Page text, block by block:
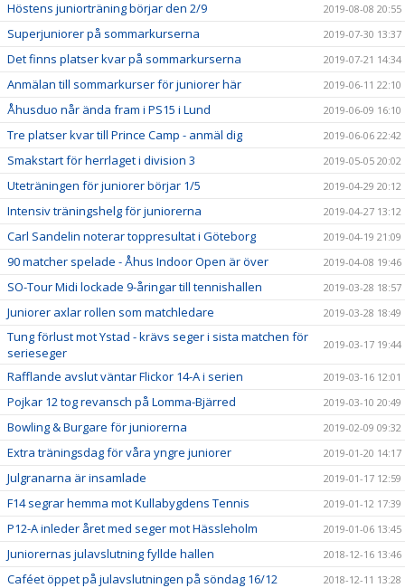
Höstens juniorträning börjar den 2/9 2019-08-08 20:55
Superjuniorer på sommarkurserna 2019-07-30 13:37
Det finns platser kvar på sommarkurserna 2019-07-21 14:34
Anmälan till sommarkurser för juniorer här 2019-06-11 22:10
Åhusduo når ända fram i PS15 i Lund 2019-06-09 16:10
Tre platser kvar till Prince Camp - anmäl dig 2019-06-06 22:42
Smakstart för herrlaget i division 3 2019-05-05 20:02
Uteträningen för juniorer börjar 1/5 2019-04-29 20:12
Intensiv träningshelg för juniorerna 2019-04-27 13:12
Carl Sandelin noterar toppresultat i Göteborg 2019-04-19 21:09
90 matcher spelade - Åhus Indoor Open är över 2019-04-08 19:46
SO-Tour Midi lockade 9-åringar till tennishallen 2019-03-28 18:57
Juniorer axlar rollen som matchledare 2019-03-28 18:49
Tung förlust mot Ystad - krävs seger i sista matchen för
serieseger
2019-03-17 19:44
Rafflande avslut väntar Flickor 14-A i serien 2019-03-16 12:01
Pojkar 12 tog revansch på Lomma-Bjärred 2019-03-10 20:49
Bowling & Burgare för juniorerna 2019-02-09 09:32
Extra träningsdag för våra yngre juniorer 2019-01-20 14:17
Julgranarna är insamlade 2019-01-17 12:59
F14 segrar hemma mot Kullabygdens Tennis 2019-01-12 17:39
P12-A inleder året med seger mot Hässleholm 2019-01-06 13:45
Juniorernas julavslutning fyllde hallen 2018-12-16 13:46
Caféet öppet på julavslutningen på söndag 16/12 2018-12-11 13:28